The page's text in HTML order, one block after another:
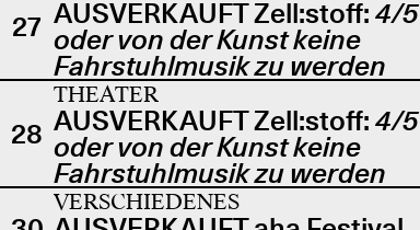
27 AUSVERKAUFT Zell:stoff: 4/5
oder von der Kunst keine
Fahrstuhlmusik zu werden
28
THEATER
AUSVERKAUFT Zell:stoff: 4/5
oder von der Kunst keine
Fahrstuhlmusik zu werden
VERSCHIEDENES